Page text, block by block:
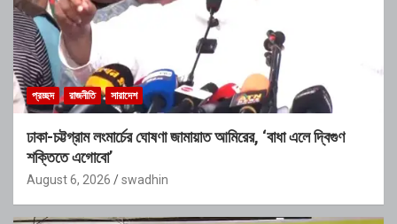
প্রচ্ছদ রাজনীতি সারাদেশ
ঢাকা-চট্টগ্রাম লংমার্চের ঘোষণা জামায়াত আমিরের, ‘বাধা এলে দ্বিগুণ
শক্তিতে এগোবো’
August 6, 2026 swadhin